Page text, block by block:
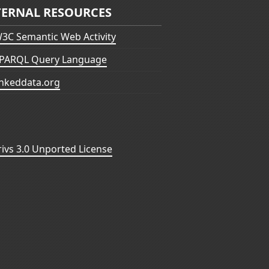
RESOURCES
Semantic Web Activity
Query Language
3.0 Unported License